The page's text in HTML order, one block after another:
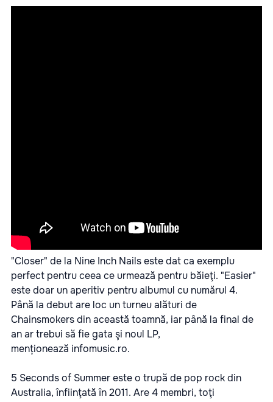
"Closer" de la Nine Inch Nails este dat ca exemplu
perfect pentru ceea ce urmează pentru băieţi. "Easier"
este doar un aperitiv pentru albumul cu numărul 4.
Până la debut are loc un turneu alături de
Chainsmokers din această toamnă, iar până la final de
an ar trebui să fie gata şi noul LP,
menționează infomusic.ro.
5 Seconds of Summer este o trupă de pop rock din
Australia, înfiinţată în 2011. Are 4 membri, toţi